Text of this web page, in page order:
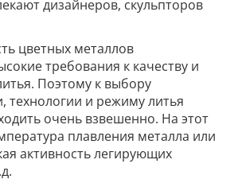
дизайнеров, скульпторов
цветных металлов
требования к качеству и
Поэтому к выбору
технологии и режиму литья
очень взвешенно. На этот
плавления металла или
активность легирующих